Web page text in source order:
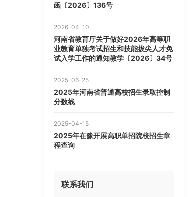
函〔2026〕136号
2026-04-10
河南省教育厅关于做好2026年高等职
业教育单独考试招生和技能拔尖人才免
试入学工作的通知教学〔2026〕34号
2025-06-25
2025年河南省普通高校招生录取控制
分数线
2025-04-15
2025年在豫开展高职单招院校招生章
程查询
联系我们